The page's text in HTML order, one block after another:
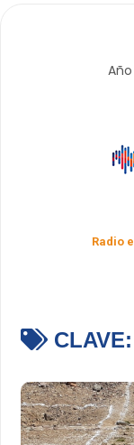
Año
Radio
CLAVE: